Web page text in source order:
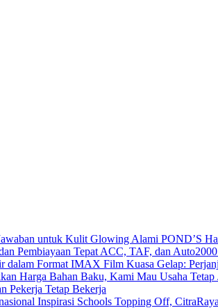
POND’S
ACC, TAF, dan
Film Kuasa Gelap:
Pekerja Tetap Bekerja
Inspirasi Schools Topping Off,